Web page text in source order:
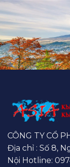
CÔNG TY CỔ
Địa chỉ : Số 8,
Nội Hotline: